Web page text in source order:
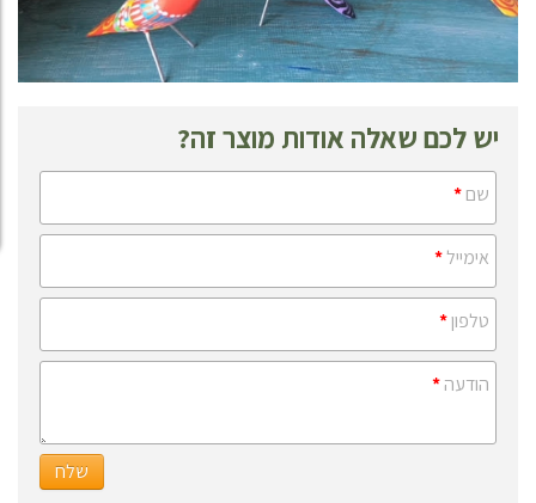
יש לכם שאלה אודות מוצר זה?
שם*
אימייל*
טלפון*
הודעה*
שלח